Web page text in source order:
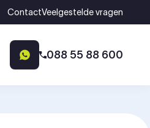
ContactVeelgestelde vragen
088 55 88 600